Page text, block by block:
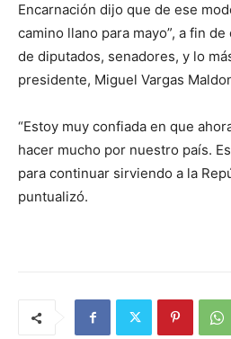
Encarnación dijo que de ese
camino llano para mayo”, a fin
de diputados, senadores, y lo
presidente, Miguel Vargas
“Estoy muy confiada en que
hacer mucho por nuestro país.
para continuar sirviendo a la
puntualizó.